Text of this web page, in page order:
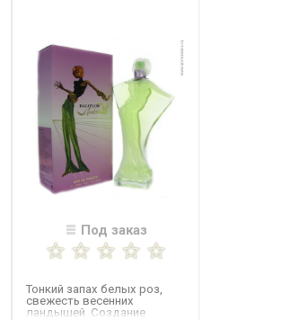
Под заказ
Тонкий запах белых роз,
свежесть весенних
ландышей. Создание